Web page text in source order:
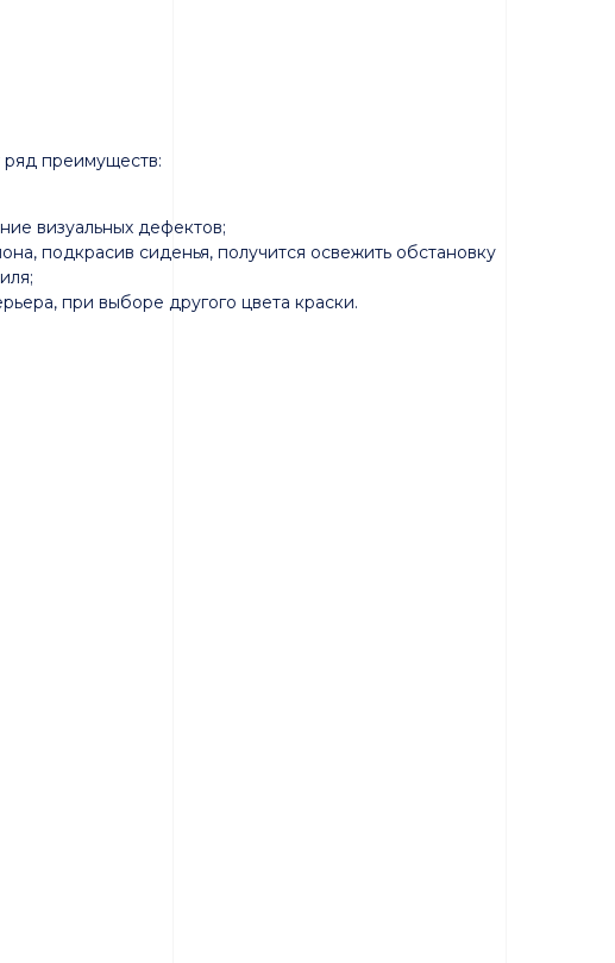
преимуществ:
визуальных дефектов;
подкрасив сиденья, получится освежить обстановку
при выборе другого цвета краски.